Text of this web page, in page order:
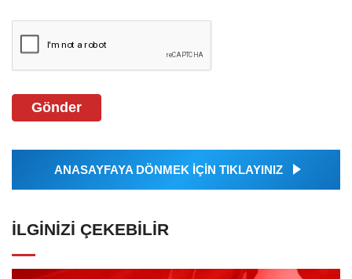
Gönder
ANASAYFAYA DÖNMEK İÇİN TIKLAYINIZ
İLGINIZI ÇEKEBILIR